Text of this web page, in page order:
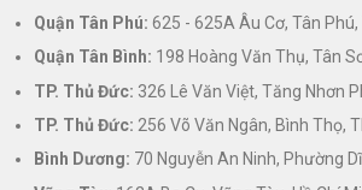
Quận Tân Phú: 625 - 625A Âu Cơ, Tân Phú,
Quận Tân Bình: 198 Hoàng Văn Thụ, Tân
TP. Thủ Đức: 326 Lê Văn Việt, Tăng Nhơn
TP. Thủ Đức: 256 Võ Văn Ngân, Bình Thọ,
Bình Dương: 70 Nguyễn An Ninh, Phường Dĩ